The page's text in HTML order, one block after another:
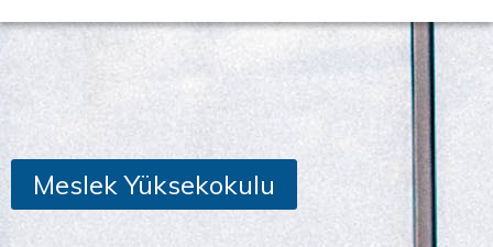
Meslek Yüksekokulu